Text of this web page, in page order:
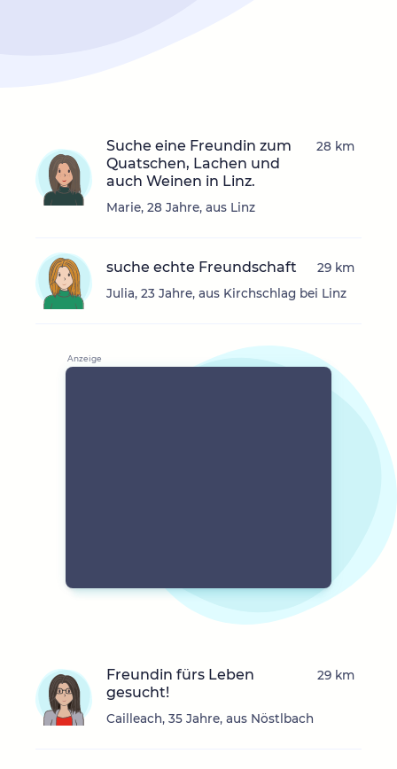
Suche eine Freundin zum
Quatschen, Lachen und
auch Weinen in Linz.
Marie, 28 Jahre, aus Linz
28 km
suche echte Freundschaft
Julia, 23 Jahre, aus Kirchschlag bei Linz
29 km
Freundin fürs Leben
gesucht!
Cailleach, 35 Jahre, aus Nöstlbach
29 km